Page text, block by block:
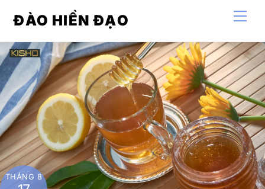
ĐÀO HIỀN ĐẠO
THÁNG 8